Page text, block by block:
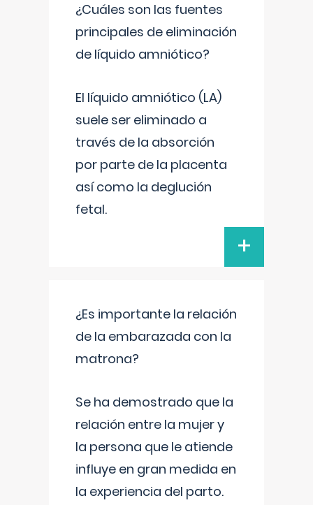
¿Cuáles son las fuentes
principales de eliminación
de líquido amniótico?
El líquido amniótico (LA)
suele ser eliminado a
través de la absorción
por parte de la placenta
así como la deglución
fetal.
+
¿Es importante la relación
de la embarazada con la
matrona?
Se ha demostrado que la
relación entre la mujer y
la persona que le atiende
influye en gran medida en
la experiencia del parto.